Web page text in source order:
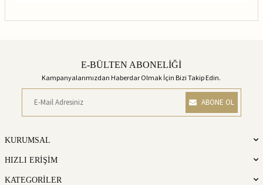
E-BÜLTEN ABONELİĞİ
Kampanyalarımızdan Haberdar Olmak İçin Bizi Takip Edin.
ABONE OL
KURUMSAL
HIZLI ERİŞİM
KATEGORİLER